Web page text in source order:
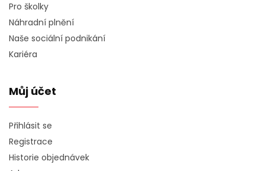
Pro školky
Náhradní plnění
Naše sociální podnikání
Kariéra
Můj účet
Přihlásit se
Registrace
Historie objednávek